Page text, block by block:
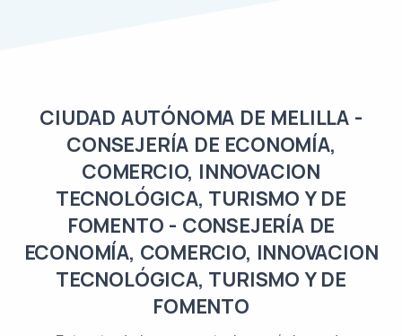
CIUDAD AUTÓNOMA DE MELILLA -
CONSEJERÍA DE ECONOMÍA,
COMERCIO, INNOVACION
TECNOLÓGICA, TURISMO Y DE
FOMENTO - CONSEJERÍA DE
ECONOMÍA, COMERCIO, INNOVACION
TECNOLÓGICA, TURISMO Y DE
FOMENTO